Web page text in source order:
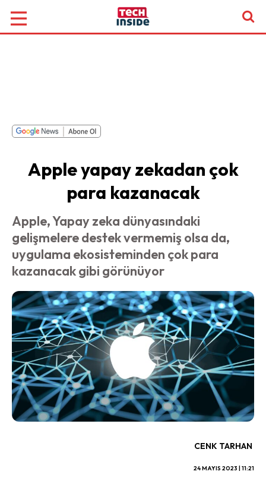
Apple yapay zekadan çok
para kazanacak
Apple, Yapay zeka dünyasındaki
gelişmelere destek vermemiş olsa da,
uygulama ekosisteminden çok para
kazanacak gibi görünüyor
CENK TARHAN
24 MAYIS 2023 | 11:21